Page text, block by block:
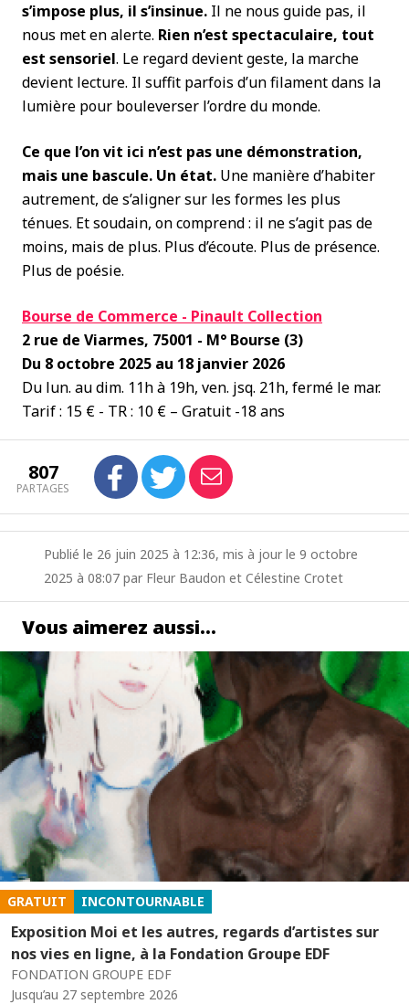
s’impose plus, il s’insinue. Il ne nous guide pas, il
nous met en alerte. Rien n’est spectaculaire, tout
est sensoriel. Le regard devient geste, la marche
devient lecture. Il suffit parfois d’un filament dans la
lumière pour bouleverser l’ordre du monde.
Ce que l’on vit ici n’est pas une démonstration,
mais une bascule. Un état. Une manière d’habiter
autrement, de s’aligner sur les formes les plus
ténues. Et soudain, on comprend : il ne s’agit pas de
moins, mais de plus. Plus d’écoute. Plus de présence.
Plus de poésie.
Bourse de Commerce - Pinault Collection
2 rue de Viarmes, 75001 - M° Bourse (3)
Du 8 octobre 2025 au 18 janvier 2026
Du lun. au dim. 11h à 19h, ven. jsq. 21h, fermé le mar.
Tarif : 15 € - TR : 10 € – Gratuit -18 ans
807
PARTAGES
Publié le 26 juin 2025 à 12:36, mis à jour le 9 octobre
2025 à 08:07 par Fleur Baudon et Célestine Crotet
Vous aimerez aussi…
GRATUIT INCONTOURNABLE
Exposition Moi et les autres, regards d’artistes sur
nos vies en ligne, à la Fondation Groupe EDF
FONDATION GROUPE EDF
Jusqu’au 27 septembre 2026